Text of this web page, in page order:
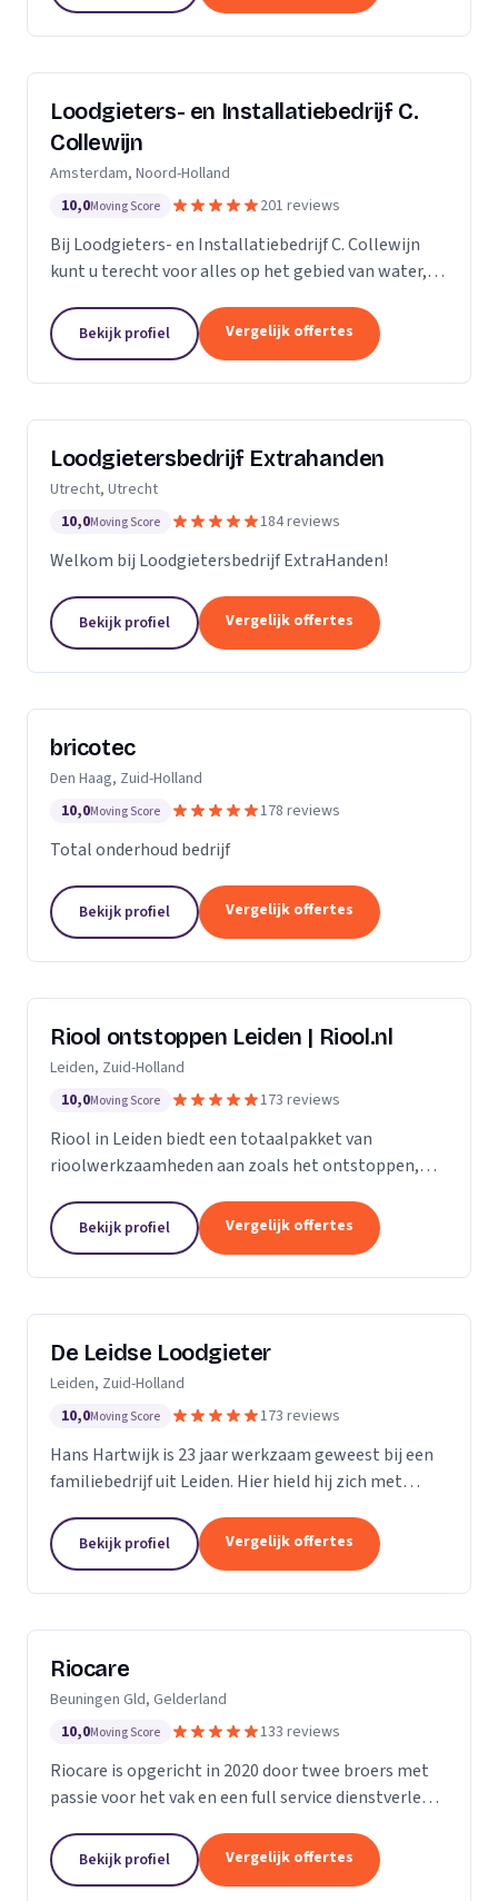
Loodgieters- en Installatiebedrijf C.
Collewijn
Amsterdam, Noord-Holland
10,0Moving Score 201 reviews
Bij Loodgieters- en Installatiebedrijf C. Collewijn
kunt u terecht voor alles op het gebied van water,
zinkwerken. Voor vakkundig installeren,...
Bekijk profiel Vergelijk offertes
Loodgietersbedrijf Extrahanden
Utrecht, Utrecht
10,0Moving Score 184 reviews
Welkom bij Loodgietersbedrijf ExtraHanden!
Bekijk profiel Vergelijk offertes
bricotec
Den Haag, Zuid-Holland
10,0Moving Score 178 reviews
Total onderhoud bedrijf
Bekijk profiel Vergelijk offertes
Riool ontstoppen Leiden | Riool.nl
Leiden, Zuid-Holland
10,0Moving Score 173 reviews
Riool in Leiden biedt een totaalpakket van
rioolwerkzaamheden aan zoals het ontstoppen,
jouw riool verstopt in Leiden, dan gaan onze...
Bekijk profiel Vergelijk offertes
De Leidse Loodgieter
Leiden, Zuid-Holland
10,0Moving Score 173 reviews
Hans Hartwijk is 23 jaar werkzaam geweest bij een
familiebedrijf uit Leiden. Hier hield hij zich met
verder gegaan als de Leidse Loodgieter. Met de...
Bekijk profiel Vergelijk offertes
Riocare
Beuningen Gld, Gelderland
10,0Moving Score 133 reviews
Riocare is opgericht in 2020 door twee broers met
passie voor het vak en een full service dienstverlener
leveren diensten op het gebied van...
Bekijk profiel Vergelijk offertes